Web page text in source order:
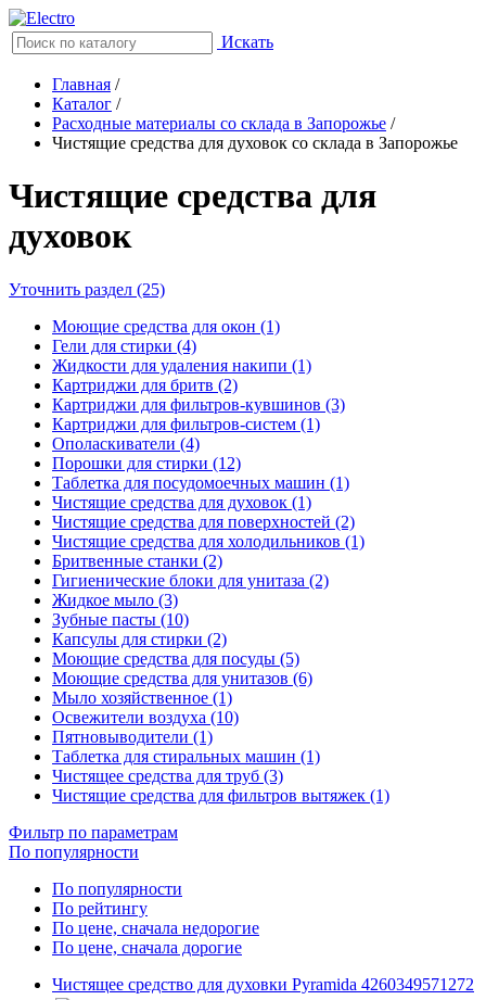
Искать
Главная /
Каталог /
Расходные материалы со склада в Запорожье /
Чистящие средства для духовок со склада в Запорожье
Чистящие средства для
духовок
Уточнить раздел (25)
Моющие средства для окон (1)
Гели для стирки (4)
Жидкости для удаления накипи (1)
Картриджи для бритв (2)
Картриджи для фильтров-кувшинов (3)
Картриджи для фильтров-систем (1)
Ополаскиватели (4)
Порошки для стирки (12)
Таблетка для посудомоечных машин (1)
Чистящие средства для духовок (1)
Чистящие средства для поверхностей (2)
Чистящие средства для холодильников (1)
Бритвенные станки (2)
Гигиенические блоки для унитаза (2)
Жидкое мыло (3)
Зубные пасты (10)
Капсулы для стирки (2)
Моющие средства для посуды (5)
Моющие средства для унитазов (6)
Мыло хозяйственное (1)
Освежители воздуха (10)
Пятновыводители (1)
Таблетка для стиральных машин (1)
Чистящее средства для труб (3)
Чистящие средства для фильтров вытяжек (1)
Фильтр по параметрам
По популярности
По популярности
По рейтингу
По цене, сначала недорогие
По цене, сначала дорогие
Чистящее средство для духовки Pyramida 4260349571272